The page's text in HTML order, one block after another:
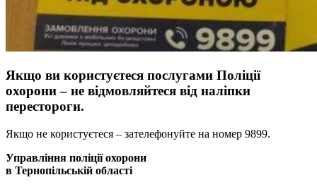
Якщо ви користуєтеся послугами Полiцiї
охорони – не вiдмовляйтеся вiд налiпки
перестороги.
Якщо не користуєтеся – зателефонуйте на номер 9899.
Управлiння полiцiї охорони
в Тернопiльськiй областi